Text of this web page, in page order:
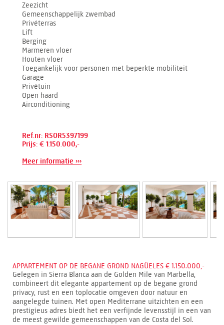
Zeezicht
Gemeenschappelijk zwembad
Privéterras
Lift
Berging
Marmeren vloer
Houten vloer
Toegankelijk voor personen met beperkte mobiliteit
Garage
Privétuin
Open haard
Airconditioning
Ref.nr: RSOR5397199
Prijs: € 1.150.000,-
Meer informatie ›››
APPARTEMENT OP DE BEGANE GROND NAGÜELES € 1.150.000,-
Gelegen in Sierra Blanca aan de Golden Mile van Marbella,
combineert dit elegante appartement op de begane grond
privacy, rust en een toplocatie omgeven door natuur en
aangelegde tuinen. Met open Mediterrane uitzichten en een
prestigieus adres biedt het een verfijnde levensstijl in een van
de meest gewilde gemeenschappen van de Costa del Sol.